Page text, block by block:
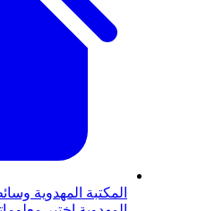
المهدويةوسائط متعددة